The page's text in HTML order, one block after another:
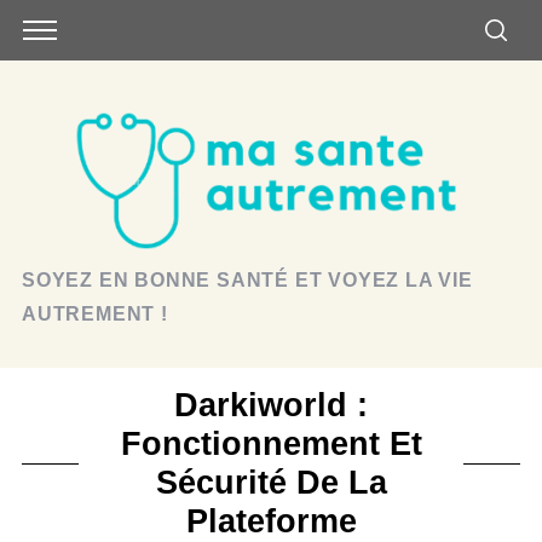
SOYEZ EN BONNE SANTÉ ET VOYEZ LA VIE
AUTREMENT !
Darkiworld :
Fonctionnement Et
Sécurité De La
Plateforme